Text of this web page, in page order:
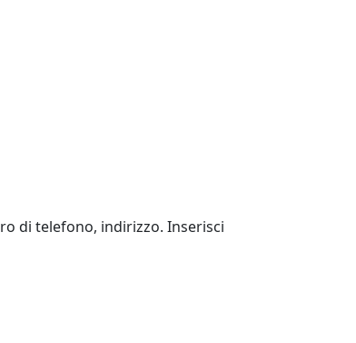
di telefono, indirizzo. Inserisci